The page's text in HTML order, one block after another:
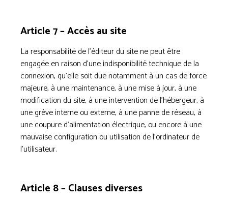
Article 7 – Accès au site
La responsabilité de l’éditeur du site ne peut être
engagée en raison d’une indisponibilité technique de la
connexion, qu’elle soit due notamment à un cas de force
majeure, à une maintenance, à une mise à jour, à une
modification du site, à une intervention de l’hébergeur, à
une grève interne ou externe, à une panne de réseau, à
une coupure d’alimentation électrique, ou encore à une
mauvaise configuration ou utilisation de l’ordinateur de
l’utilisateur.
Article 8 – Clauses diverses